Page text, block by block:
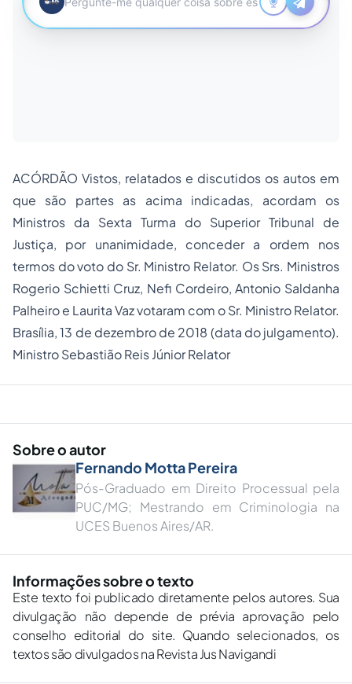
ACÓRDÃO Vistos, relatados e discutidos os autos em
que são partes as acima indicadas, acordam os
Ministros da Sexta Turma do Superior Tribunal de
Justiça, por unanimidade, conceder a ordem nos
termos do voto do Sr. Ministro Relator. Os Srs. Ministros
Rogerio Schietti Cruz, Nefi Cordeiro, Antonio Saldanha
Palheiro e Laurita Vaz votaram com o Sr. Ministro Relator.
Brasília, 13 de dezembro de 2018 (data do julgamento).
Ministro Sebastião Reis Júnior Relator
Sobre o autor
Fernando Motta Pereira
Pós-Graduado em Direito Processual pela
PUC/MG; Mestrando em Criminologia na
UCES Buenos Aires/AR.
Informações sobre o texto
Este texto foi publicado diretamente pelos autores. Sua
divulgação não depende de prévia aprovação pelo
conselho editorial do site. Quando selecionados, os
textos são divulgados na Revista Jus Navigandi